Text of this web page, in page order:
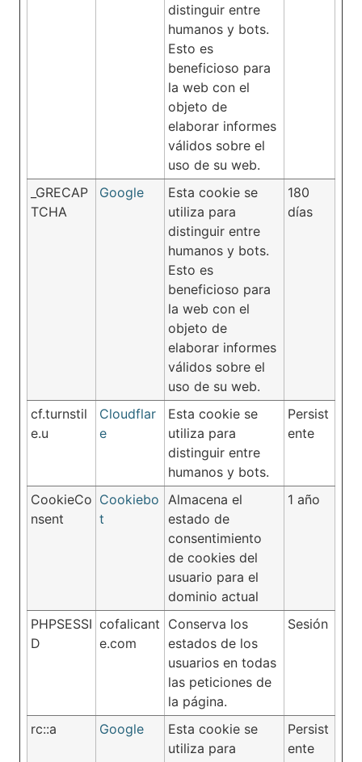
distinguir entre
humanos y bots.
Esto es
beneficioso para
la web con el
objeto de
elaborar informes
válidos sobre el
uso de su web.
_GRECAP
TCHA
Google
Esta cookie se
utiliza para
distinguir entre
humanos y bots.
Esto es
beneficioso para
la web con el
objeto de
elaborar informes
válidos sobre el
uso de su web.
180
días
cf.turnstil
e.u
Cloudflar
e
Esta cookie se
utiliza para
distinguir entre
humanos y bots.
Persist
ente
CookieCo
nsent
Cookiebo
t
Almacena el
estado de
consentimiento
de cookies del
usuario para el
dominio actual
1 año
PHPSESSI
D
cofalicant
e.com
Conserva los
estados de los
usuarios en todas
las peticiones de
la página.
Sesión
rc::a Google
Esta cookie se
utiliza para
Persist
ente